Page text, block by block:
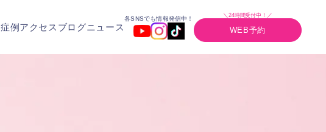
症例アクセス ブログニュース
各SNSでも情報発信中！
＼24時間受付中！／
WEB予約